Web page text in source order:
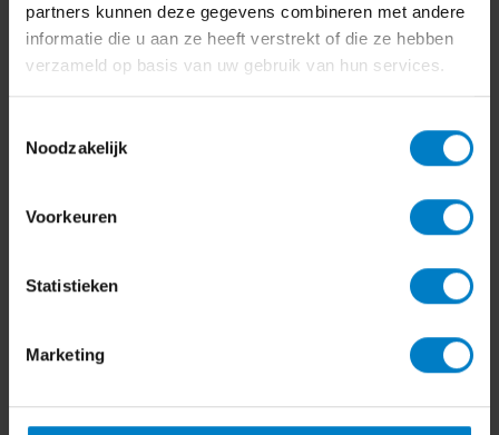
partners kunnen deze gegevens combineren met andere
informatie die u aan ze heeft verstrekt of die ze hebben
verzameld op basis van uw gebruik van hun services.
Noodzakelijk
Voorkeuren
Statistieken
Marketing